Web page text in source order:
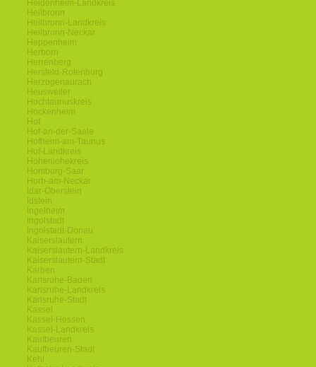
Heidenheim-Landkreis
Heilbronn
Heilbronn-Landkreis
Heilbronn-Neckar
Heppenheim
Herborn
Herrenberg
Hersfeld-Rotenburg
Herzogenaurach
Heusweiler
Hochtaunuskreis
Hockenheim
Hof
Hof-an-der-Saale
Hofheim-am-Taunus
Hof-Landkreis
Hohenlohekreis
Homburg-Saar
Horb-am-Neckar
Idar-Oberstein
Idstein
Ingelheim
Ingolstadt
Ingolstadt-Donau
Kaiserslautern
Kaiserslautern-Landkreis
Kaiserslautern-Stadt
Karben
Karlsruhe-Baden
Karlsruhe-Landkreis
Karlsruhe-Stadt
Kassel
Kassel-Hessen
Kassel-Landkreis
Kaufbeuren
Kaufbeuren-Stadt
Kehl